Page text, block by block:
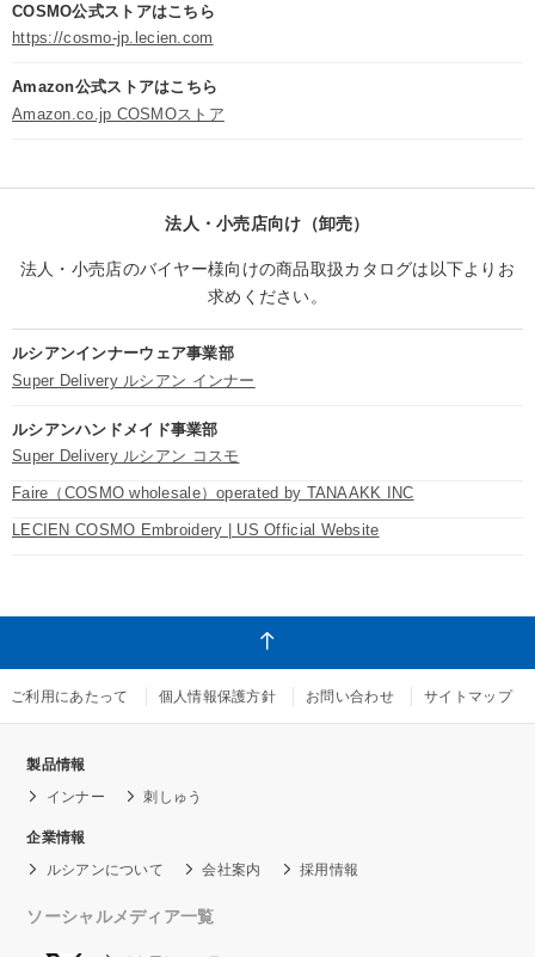
COSMO公式ストアはこちら
https://cosmo-jp.lecien.com
Amazon公式ストアはこちら
Amazon.co.jp COSMOストア
法人・小売店向け（卸売）
法人・小売店のバイヤー様向けの商品取扱カタログは以下よりお
求めください。
ルシアンインナーウェア事業部
Super Delivery ルシアン インナー
ルシアンハンドメイド事業部
Super Delivery ルシアン コスモ
Faire（COSMO wholesale）operated by TANAAKK INC
LECIEN COSMO Embroidery | US Official Website
ご利用にあたって 個人情報保護方針 お問い合わせ サイトマップ
製品情報
インナー
刺しゅう
企業情報
ルシアンについて
会社案内 採用情報
ソーシャルメディア一覧